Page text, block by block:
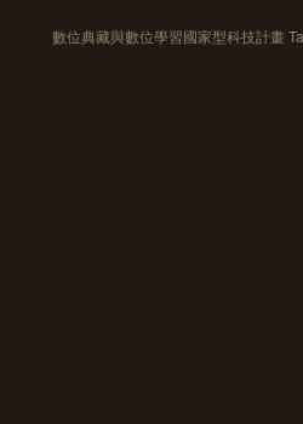
數位典藏與數位學習國家型科技計畫